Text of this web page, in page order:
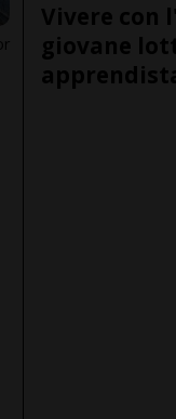
Vivere con
giovane